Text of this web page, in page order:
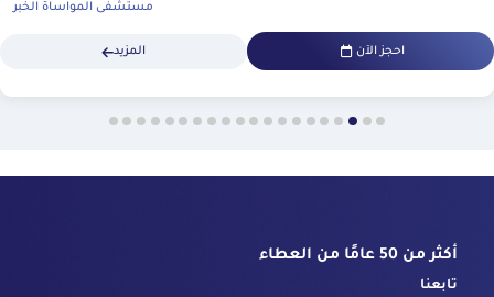
مستشفى المواساة الخبر
احجز الآن المزيد
أكثر من 50 عامًا من العطاء
تابعنا